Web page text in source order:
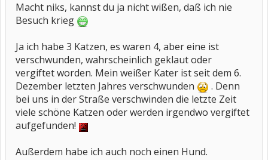
Macht niks, kannst du ja nicht wißen, daß ich nie
Besuch krieg
Ja ich habe 3 Katzen, es waren 4, aber eine ist
verschwunden, wahrscheinlich geklaut oder
vergiftet worden. Mein weißer Kater ist seit dem 6.
Dezember letzten Jahres verschwunden
. Denn
bei uns in der Straße verschwinden die letzte Zeit
viele schöne Katzen oder werden irgendwo vergiftet
aufgefunden!
Außerdem habe ich auch noch einen Hund.